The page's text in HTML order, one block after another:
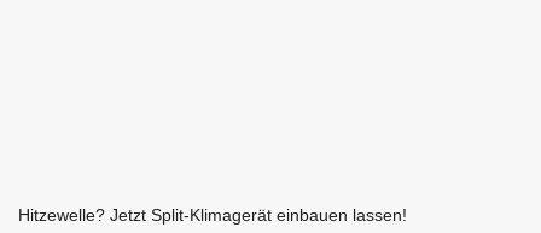
Hitzewelle? Jetzt Split-Klimagerät einbauen lassen!